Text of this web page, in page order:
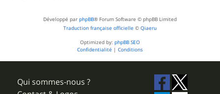
Développé par phpBB® Forum Software © phpBB Limited
Traduction française officielle © Qiaeru
Optimized by: phpBB SEO
Confidentialité | Conditions
Qui sommes-nous ?